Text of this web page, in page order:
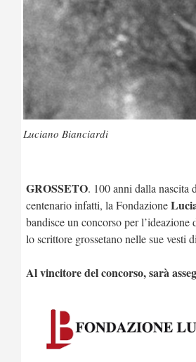
Luciano Bianciardi
GROSSETO. 100 anni dalla nascita
centenario infatti, la Fondazione
bandisce un concorso per l’ideazione
lo scrittore grossetano nelle sue vesti
Al vincitore del concorso, sarà